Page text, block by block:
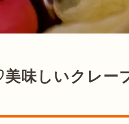
味しいクレー